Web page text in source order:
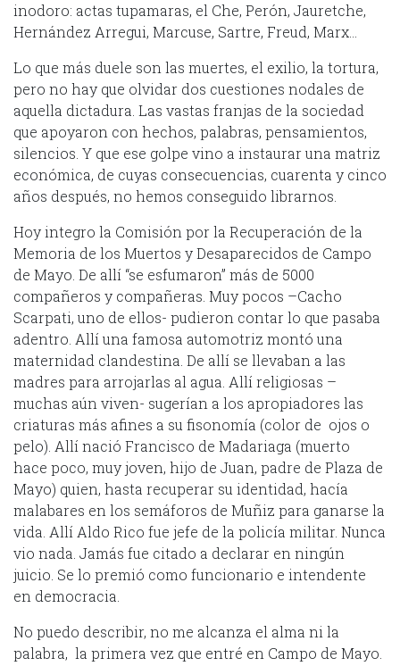
inodoro: actas tupamaras, el Che, Perón, Jauretche,
Hernández Arregui, Marcuse, Sartre, Freud, Marx…
Lo que más duele son las muertes, el exilio, la tortura,
pero no hay que olvidar dos cuestiones nodales de
aquella dictadura. Las vastas franjas de la sociedad
que apoyaron con hechos, palabras, pensamientos,
silencios. Y que ese golpe vino a instaurar una matriz
económica, de cuyas consecuencias, cuarenta y cinco
años después, no hemos conseguido librarnos.
Hoy integro la Comisión por la Recuperación de la
Memoria de los Muertos y Desaparecidos de Campo
de Mayo. De allí “se esfumaron” más de 5000
compañeros y compañeras. Muy pocos –Cacho
Scarpati, uno de ellos- pudieron contar lo que pasaba
adentro. Allí una famosa automotriz montó una
maternidad clandestina. De allí se llevaban a las
madres para arrojarlas al agua. Allí religiosas –
muchas aún viven- sugerían a los apropiadores las
criaturas más afines a su fisonomía (color de ojos o
pelo). Allí nació Francisco de Madariaga (muerto
hace poco, muy joven, hijo de Juan, padre de Plaza de
Mayo) quien, hasta recuperar su identidad, hacía
malabares en los semáforos de Muñiz para ganarse la
vida. Allí Aldo Rico fue jefe de la policía militar. Nunca
vio nada. Jamás fue citado a declarar en ningún
juicio. Se lo premió como funcionario e intendente
en democracia.
No puedo describir, no me alcanza el alma ni la
palabra, la primera vez que entré en Campo de Mayo.